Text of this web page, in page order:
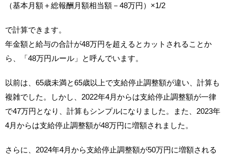
（基本月額＋総報酬月額相当額－48万円）×1/2
で計算できます。
年金額と給与の合計が48万円を超えるとカットされることか
ら、「48万円ルール」と呼んでいます。
以前は、65歳未満と65歳以上で支給停止調整額が違い、計算も
複雑でした。しかし、2022年4月からは支給停止調整額が一律
で47万円となり、計算もシンプルになりました。また、2023年
4月からは支給停止調整額が48万円に増額されました。
さらに、2024年4月から支給停止調整額が50万円に増額される